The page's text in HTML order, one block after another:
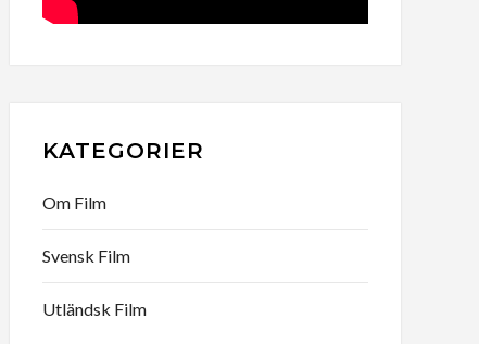
KATEGORIER
Om Film
Svensk Film
Utländsk Film